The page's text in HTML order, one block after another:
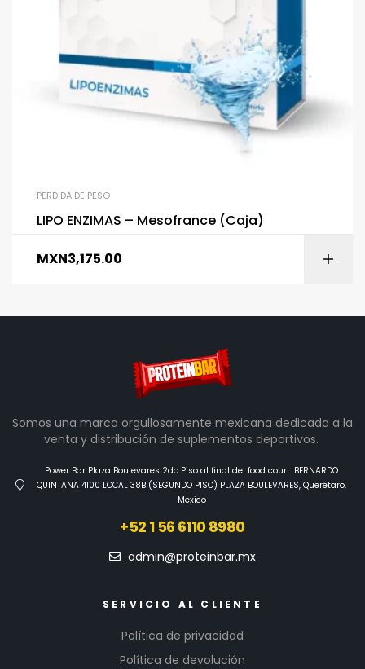
PÉRDIDA DE PESO
LIPO ENZIMAS – Mesofrance (Caja)
MXN3,175.00
Somos una marca orgullosamente mexicana dedicada a la
venta y distribución de suplementos deportivos.
Power Bar Plaza Boulevares 2do Piso al final del food court. BERNARDO
QUINTANA 4100 LOCAL 38B (SEGUNDO PISO) PLAZA BOULEVARES, Querétaro,
Mexico
+52 1 56 6110 8980
admin@proteinbar.mx
SERVICIO AL CLIENTE
Política de privacidad
Política de devolución